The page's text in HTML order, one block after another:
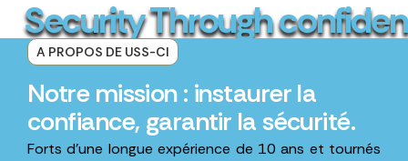
Security Through
A PROPOS DE USS-CI
Notre mission : instaurer la
confiance, garantir la sécurité.
Forts d’une longue expérience de 10 ans et tournés